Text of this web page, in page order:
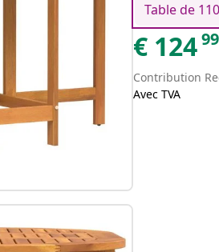
Table de
€ 12499
Contribution
Avec TVA